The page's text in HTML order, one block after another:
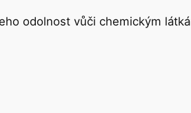
odolnost vůči chemickým